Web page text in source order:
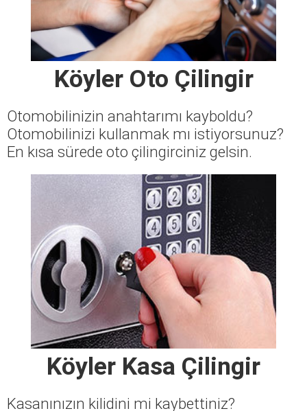
Köyler Oto Çilingir
Otomobilinizin anahtarımı kayboldu?
Otomobilinizi kullanmak mı istiyorsunuz?
En kısa sürede oto çilingirciniz gelsin.
Köyler Kasa Çilingir
Kasanınızın kilidini mi kaybettiniz?